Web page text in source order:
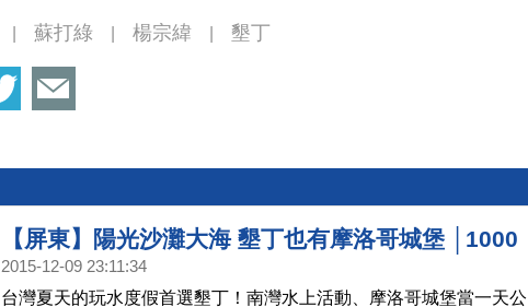
蘇打綠 楊宗緯 墾丁
【屏東】陽光沙灘大海 墾丁也有摩洛哥城堡 │1000
步的繽紛台灣(75)
2015-12-09 23:11:34
台灣夏天的玩水度假首選墾丁！南灣水上活動、摩洛哥城堡當一天公